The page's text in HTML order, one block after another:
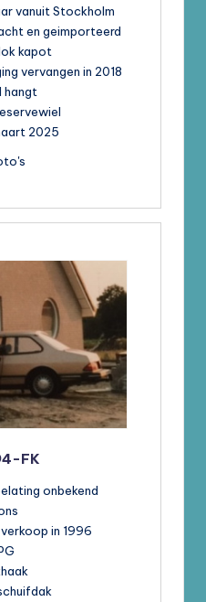
vanuit Stockholm
en geimporteerd
kapot
vervangen in 2018
hangt
2025
FK
onbekend
in 1996